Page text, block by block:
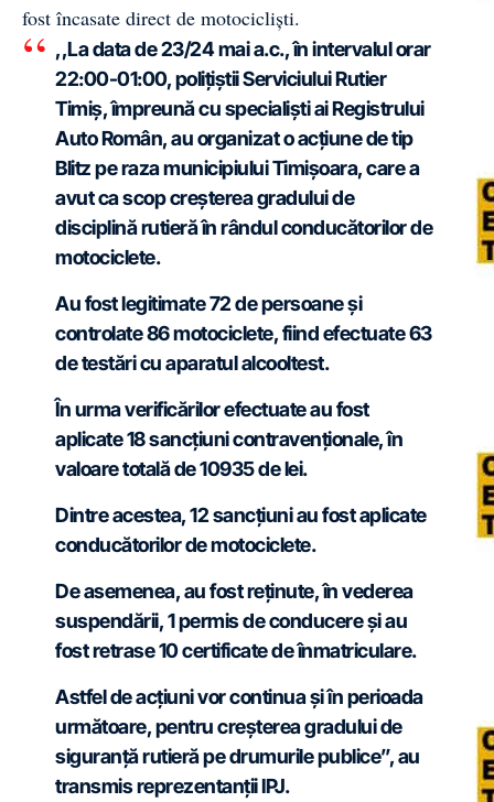
fost încasate direct de motocicliști.
,,La data de 23/24 mai a.c., în intervalul orar
22:00-01:00, polițiștii Serviciului Rutier
Timiș, împreună cu specialiști ai Registrului
Auto Român, au organizat o acțiune de tip
Blitz pe raza municipiului Timișoara, care a
avut ca scop creșterea gradului de
disciplină rutieră în rândul conducătorilor de
motociclete.
Au fost legitimate 72 de persoane și
controlate 86 motociclete, fiind efectuate 63
de testări cu aparatul alcooltest.
În urma verificărilor efectuate au fost
aplicate 18 sancțiuni contravenționale, în
valoare totală de 10935 de lei.
Dintre acestea, 12 sancțiuni au fost aplicate
conducătorilor de motociclete.
De asemenea, au fost reținute, în vederea
suspendării, 1 permis de conducere și au
fost retrase 10 certificate de înmatriculare.
Astfel de acțiuni vor continua și în perioada
următoare, pentru creșterea gradului de
siguranță rutieră pe drumurile publice”, au
transmis reprezentanții IPJ.